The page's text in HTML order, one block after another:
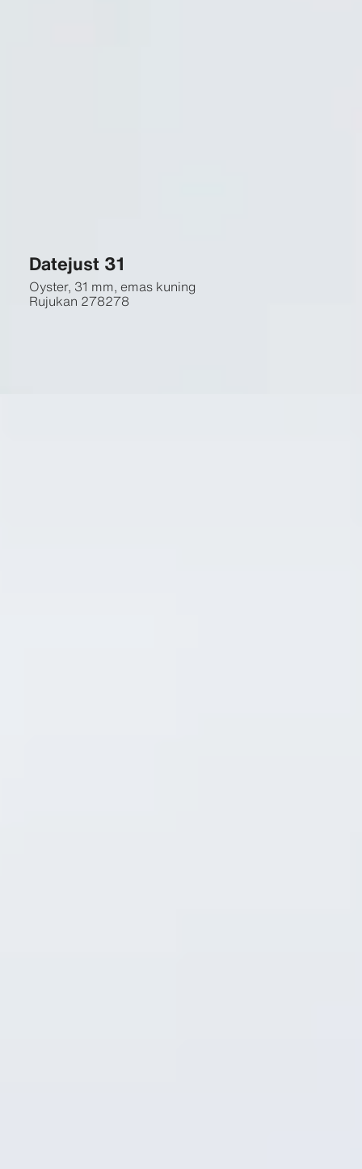
Datejust 31
Oyster, 31 mm, emas kuning
Rujukan 278278